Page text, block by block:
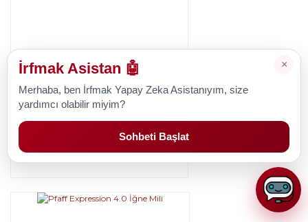
Pfaff
Pfaff Expression 3.5 İğne Mili
1.428,26 TL
×
İrfmak Asistan 🤖
Merhaba, ben İrfmak Yapay Zeka Asistanıyım, size
yardımcı olabilir miyim?
Sohbeti Başlat